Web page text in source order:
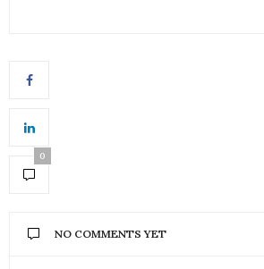
0
NO COMMENTS YET